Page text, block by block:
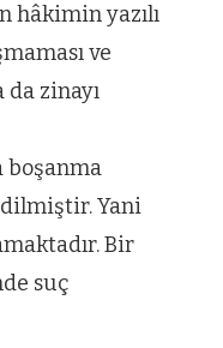
hâkimin yazılı
ve
zinayı
boşanma
Yani
Bir
suç
seyir
alev